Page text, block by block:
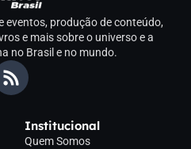
eventos, produção de conteúdo,
e mais sobre o universo e a
no Brasil e no mundo.
Institucional
Quem Somos